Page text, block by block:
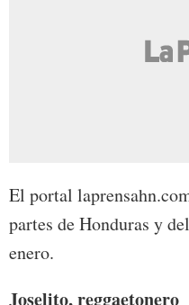
El portal
partes de Honduras y
enero.
Joselito, reggaetonero